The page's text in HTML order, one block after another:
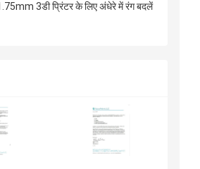
3डी प्रिंटर के लिए अंधेरे में रंग बदलें